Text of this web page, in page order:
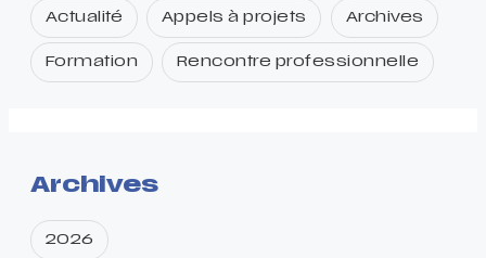
Actualité Appels à projets Archives
Formation Rencontre professionnelle
Archives
2026